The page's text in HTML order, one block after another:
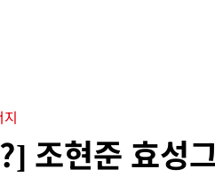
조현준 효성